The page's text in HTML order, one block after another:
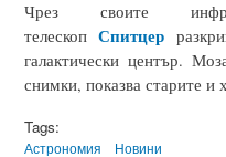
Чрез своите
телескопСпитцер
галактически център.
снимки, показва старите
Tags:
Астрономия Новини